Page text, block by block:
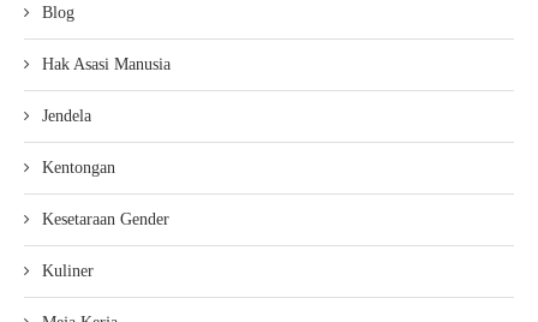
Blog
Hak Asasi Manusia
Jendela
Kentongan
Kesetaraan Gender
Kuliner